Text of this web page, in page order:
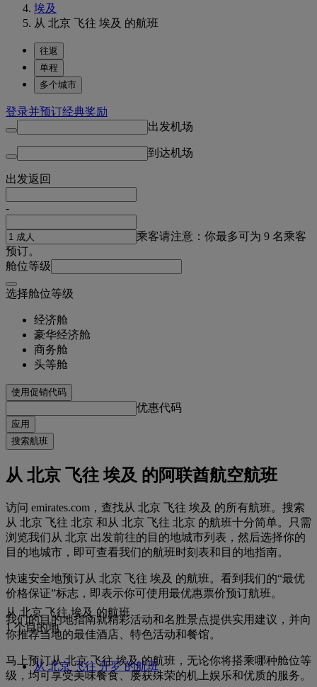
埃及
从 北京 飞往 埃及 的航班
往返
单程
多个城市
登录并预订经典奖励
出发机场
到达机场
出发返回
-
乘客请注意：你最多可为 9 名乘客
预订。
舱位等级
选择舱位等级
经济舱
豪华经济舱
商务舱
头等舱
使用促销代码
优惠代码
应用
搜索航班
从 北京 飞往 埃及 的阿联酋航空航班
访问 emirates.com，查找从 北京 飞往 埃及 的所有航班。搜索
从 北京 飞往 北京 和从 北京 飞往 北京 的航班十分简单。只需
浏览我们从 北京 出发前往的目的地城市列表，然后选择你的
目的地城市，即可查看我们的航班时刻表和目的地指南。
快速安全地预订从 北京 飞往 埃及 的航班。看到我们的“最优
价格保证”标志，即表示你可使用最优惠票价预订航班。
我们的目的地指南就精彩活动和名胜景点提供实用建议，并向
你推荐当地的最佳酒店、特色活动和餐馆。
马上预订从 北京 飞往 埃及 的航班，无论你将搭乘哪种舱位等
级，均可享受美味餐食、屡获殊荣的机上娱乐和优质的服务。
从 北京 飞往 埃及 的航班
1 个目的地
从 北京 飞往 开罗 的航班